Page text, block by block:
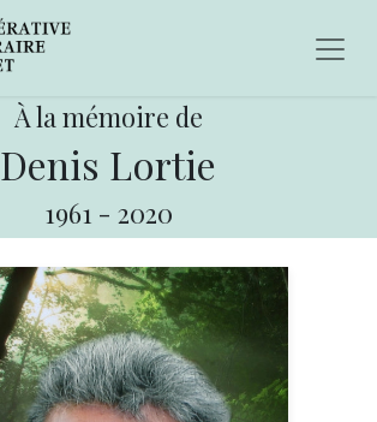
À la mémoire de
Denis Lortie
1961 - 2020